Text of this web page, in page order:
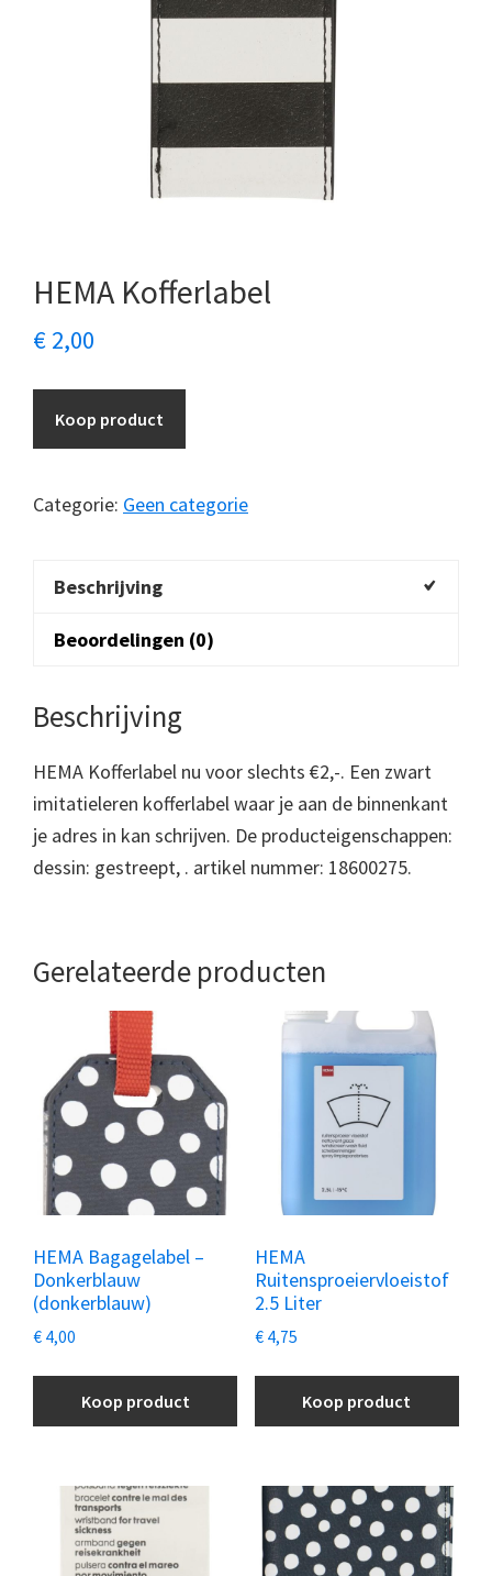
HEMA Kofferlabel
€ 2,00
Koop product
Categorie: Geen categorie
Beschrijving
Beoordelingen (0)
Beschrijving
HEMA Kofferlabel nu voor slechts €2,-. Een zwart
imitatieleren kofferlabel waar je aan de binnenkant
je adres in kan schrijven. De producteigenschappen:
dessin: gestreept, . artikel nummer: 18600275.
Gerelateerde producten
HEMA Bagagelabel –
Donkerblauw
(donkerblauw)
€ 4,00
Koop product
HEMA
Ruitensproeiervloeistof
2.5 Liter
€4,75
Koop product